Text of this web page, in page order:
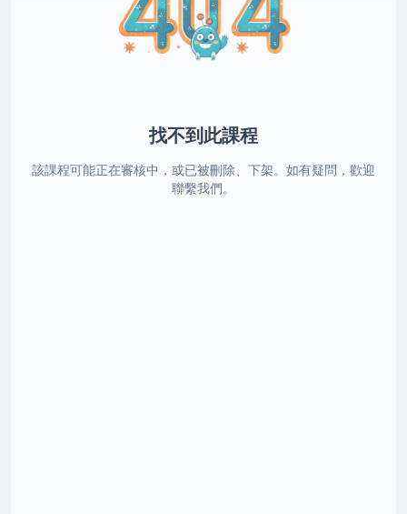
找不到此課程
該課程可能正在審核中，或已被刪除、下架。如有疑問，歡迎
聯繫我們。